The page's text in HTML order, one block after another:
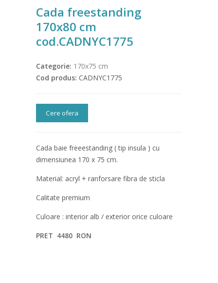
Cada freestanding
170x80 cm
cod.CADNYC1775
Categorie: 170x75 cm
Cod produs: CADNYC1775
Cere ofera
Cada baie freeestanding ( tip insula ) cu
dimensiunea 170 x 75 cm.
Material: acryl + ranforsare fibra de sticla
Calitate premium
Culoare : interior alb / exterior orice culoare
PRET 4480 RON